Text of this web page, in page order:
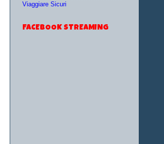
Viaggiare Sicuri
FACEBOOK STREAMING